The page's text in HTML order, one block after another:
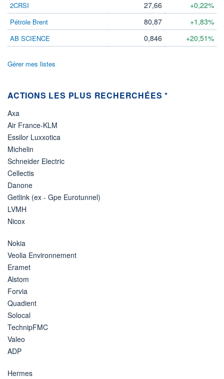
2CRSI 27,66 +0,22%
Pétrole Brent 80,87 +1,83%
AB SCIENCE 0,846 +20,51%
Gérer mes listes
ACTIONS LES PLUS RECHERCHÉES *
Axa
Air France-KLM
Essilor Luxxotica
Michelin
Schneider Electric
Cellectis
Danone
Getlink (ex - Gpe Eurotunnel)
LVMH
Nicox
Nokia
Veolia Environnement
Eramet
Alstom
Forvia
Quadient
Solocal
TechnipFMC
Valeo
ADP
Hermes